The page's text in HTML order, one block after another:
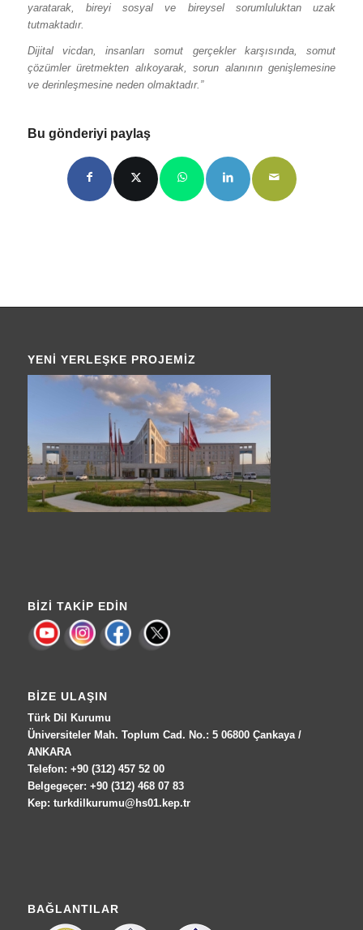
yaratarak, bireyi sosyal ve bireysel sorumluluktan uzak
tutmaktadır.
Dijital vicdan, insanları somut gerçekler karşısında, somut
çözümler üretmekten alıkoyarak, sorun alanının genişlemesine
ve derinleşmesine neden olmaktadır.”
Bu gönderiyi paylaş
YENI YERLEŞKE PROJEMIZ
BIZI TAKIP EDIN
BIZE ULAŞIN
Türk Dil Kurumu
Üniversiteler Mah. Toplum Cad. No.: 5 06800 Çankaya /
ANKARA
Telefon: +90 (312) 457 52 00
Belgegeçer: +90 (312) 468 07 83
Kep: turkdilkurumu@hs01.kep.tr
BAĞLANTILAR